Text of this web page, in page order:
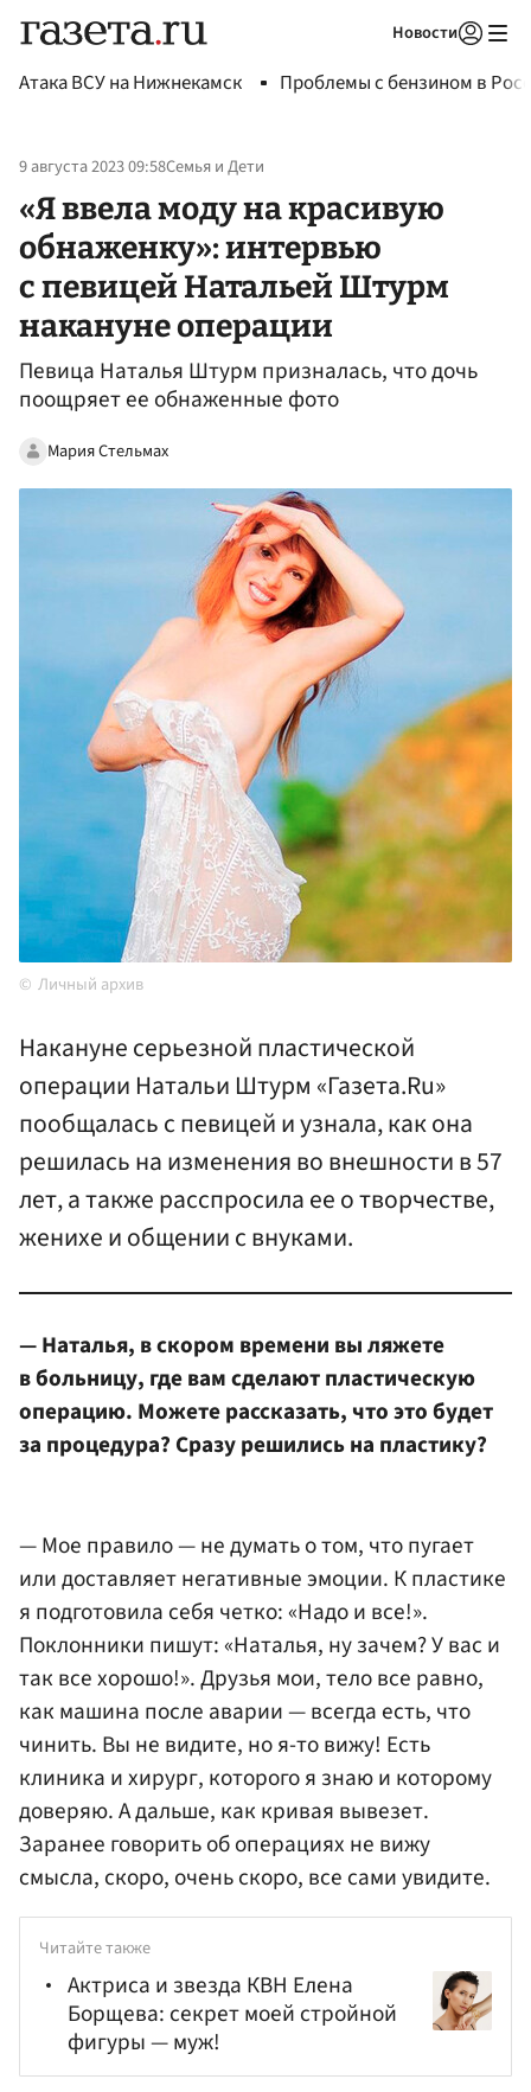
Новости
Атака ВСУ на Нижнекамск Проблемы с бензином в
9 августа 2023 09:58Семья и Дети
«Я ввела моду на красивую
обнаженку»: интервью
с певицей Натальей Штурм
накануне операции
Певица Наталья Штурм призналась, что дочь
поощряет ее обнаженные фото
Мария Стельмах
Личный архив
Накануне серьезной пластической
операции Натальи Штурм «Газета.Ru»
пообщалась с певицей и узнала, как она
решилась на изменения во внешности в 57
лет, а также расспросила ее о творчестве,
женихе и общении с внуками.
— Наталья, в скором времени вы ляжете
в больницу, где вам сделают пластическую
операцию. Можете рассказать, что это будет
за процедура? Сразу решились на пластику?
— Мое правило — не думать о том, что пугает
или доставляет негативные эмоции. К пластике
я подготовила себя четко: «Надо и все!».
Поклонники пишут: «Наталья, ну зачем? У вас и
так все хорошо!». Друзья мои, тело все равно,
как машина после аварии — всегда есть, что
чинить. Вы не видите, но я-то вижу! Есть
клиника и хирург, которого я знаю и которому
доверяю. А дальше, как кривая вывезет.
Заранее говорить об операциях не вижу
смысла, скоро, очень скоро, все сами увидите.
Читайте также
Актриса и звезда КВН Елена
Борщева: секрет моей стройной
фигуры — муж!